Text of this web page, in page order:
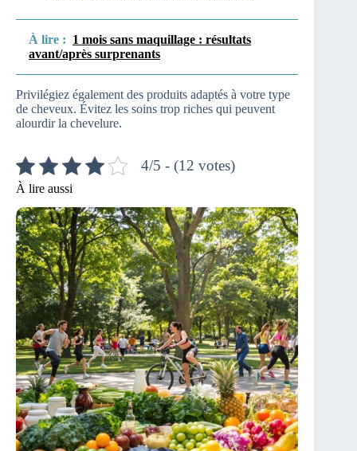
À lire : 1 mois sans maquillage : résultats
avant/après surprenants
Privilégiez également des produits adaptés à votre type
de cheveux. Évitez les soins trop riches qui peuvent
alourdir la chevelure.
4/5 - (12 votes)
À lire aussi